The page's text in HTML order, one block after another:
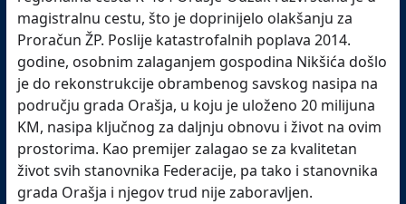
magistralnu cestu, što je doprinijelo olakšanju za
Proračun ŽP. Poslije katastrofalnih poplava 2014.
godine, osobnim zalaganjem gospodina Nikšića došlo
je do rekonstrukcije obrambenog savskog nasipa na
području grada Orašja, u koju je uloženo 20 milijuna
KM, nasipa ključnog za daljnju obnovu i život na ovim
prostorima. Kao premijer zalagao se za kvalitetan
život svih stanovnika Federacije, pa tako i stanovnika
grada Orašja i njegov trud nije zaboravljen.